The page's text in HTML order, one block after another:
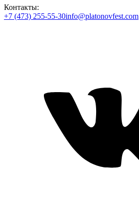
Контакты:
+7 (473) 255-55-30info@platonovfest.com